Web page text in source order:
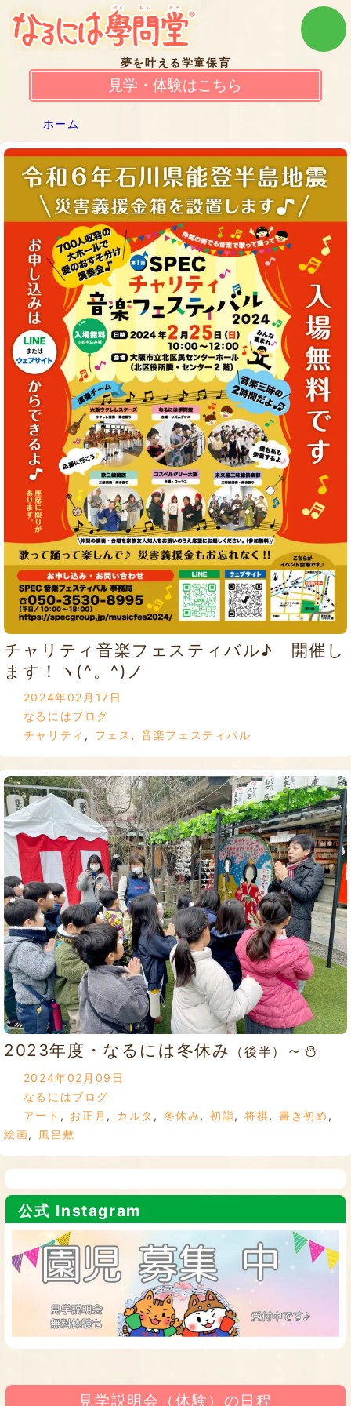
夢を叶える学童保育
見学・体験はこちら
ホーム
チャリティ音楽フェスティバル♪ 開催し
ます！ヽ(^。^)ノ
2024年02月17日
なるにはブログ
チャリティ , フェス ,音楽フェスティバル
2023年度・なるには冬休み （後半） ～⛄
2024年02月09日
なるにはブログ
アート , お正月 , カルタ , 冬休み,初詣,将棋,書き初め ,
絵画, 風呂敷
公式 Instagram
見学説明会（体験）の日程